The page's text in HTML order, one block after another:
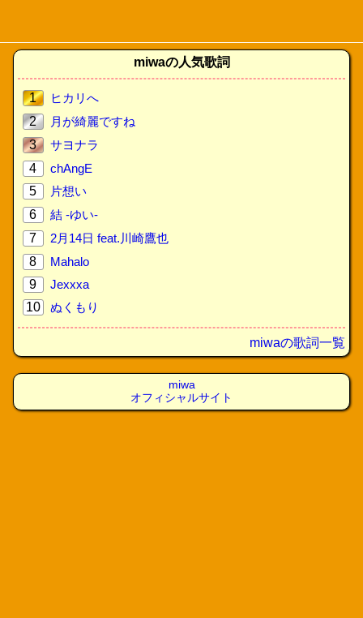
miwaの人気歌詞
1
ヒカリへ
2
月が綺麗ですね
3
サヨナラ
4
chAngE
5
片想い
6
結 -ゆい-
7
2月14日 feat.川崎鷹也
8
Mahalo
9
Jexxxa
10
ぬくもり
miwaの歌詞一覧
miwa
オフィシャルサイト